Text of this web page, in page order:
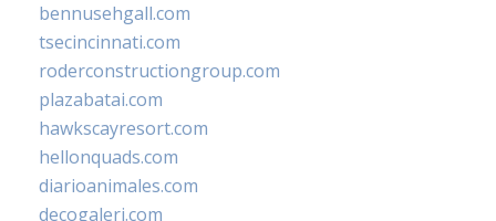
bennusehgall.com
tsecincinnati.com
roderconstructiongroup.com
plazabatai.com
hawkscayresort.com
hellonquads.com
diarioanimales.com
decogaleri.com